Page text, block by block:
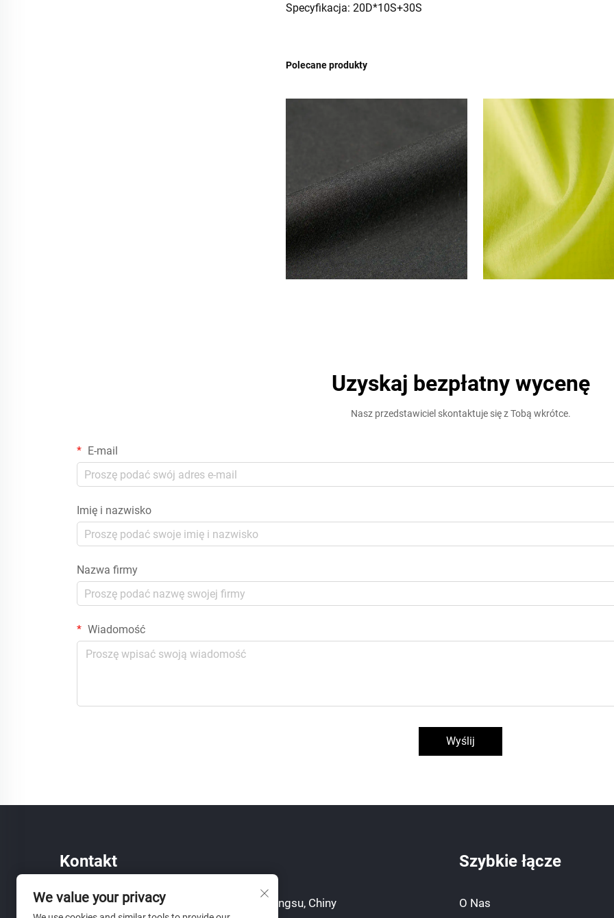
Specyfikacja: 20D*10S+30S
Polecane produkty
Uzyskaj bezpłatny wycenę
Nasz przedstawiciel skontaktuje się z Tobą wkrótce.
E-mail
Imię i nazwisko
Nazwa firmy
Wiadomość
Wyślij
Kontakt
Add: 155 Yinhe Road, Shengze, Suzhou, Jiangsu, Chiny
Szybkie łącze
O Nas
We value your privacy